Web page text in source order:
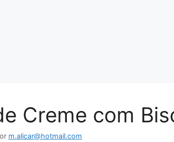
Creme com
m.alicar@hotmail.com